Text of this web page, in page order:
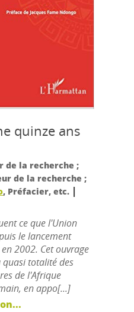
quinze ans
de la recherche ;
de la recherche ;
, Préfacier, etc. |
ce que l'Union
le lancement
2002. Cet ouvrage
totalité des
de l'Afrique
en appo[...]